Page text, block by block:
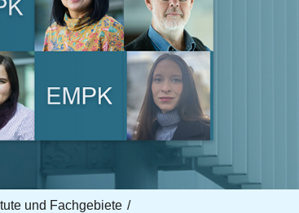
und Fachgebiete